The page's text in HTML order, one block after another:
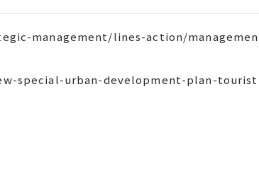
management/lines-action/
special-urban-development-plan-